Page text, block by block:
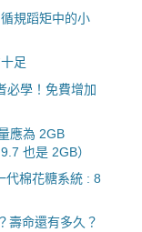
規蹈矩中的小
足
必學！免費增加
應為 2GB
也是 2GB）
代棉花糖系統 : 8
壽命還有多久？